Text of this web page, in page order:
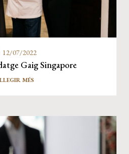
12/07/2022
Gaig Singapore
LLEGIR MÉS